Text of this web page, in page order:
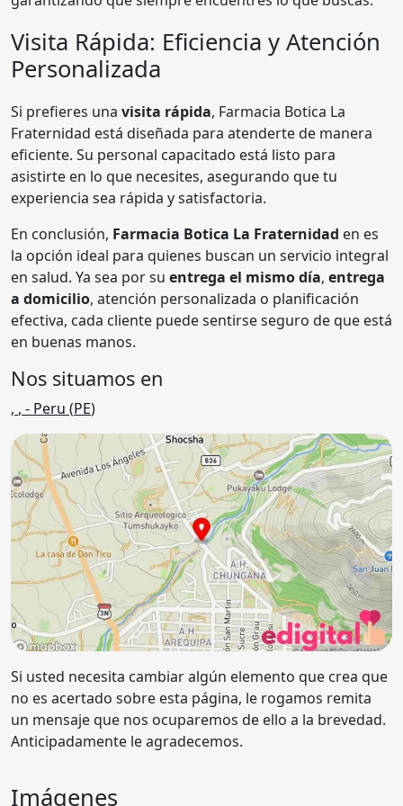
Visita Rápida: Eficiencia y Atención
Personalizada
Si prefieres una visita rápida, Farmacia Botica La
Fraternidad está diseñada para atenderte de manera
eficiente. Su personal capacitado está listo para
asistirte en lo que necesites, asegurando que tu
experiencia sea rápida y satisfactoria.
En conclusión, Farmacia Botica La Fraternidad en es
la opción ideal para quienes buscan un servicio integral
en salud. Ya sea por su entrega el mismo día, entrega
a domicilio, atención personalizada o planificación
efectiva, cada cliente puede sentirse seguro de que está
en buenas manos.
Nos situamos en
, , - Peru (PE)
Si usted necesita cambiar algún elemento que crea que
no es acertado sobre esta página, le rogamos remita
un mensaje que nos ocuparemos de ello a la brevedad.
Anticipadamente le agradecemos.
Imágenes